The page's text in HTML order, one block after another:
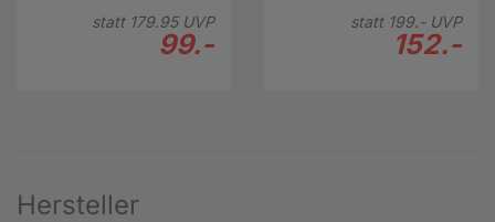
statt 179.95UVP
99.-
statt 199.-UVP
152.-
Hersteller